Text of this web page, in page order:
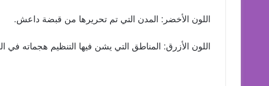
اللون الأخضر: المدن التي تم تحريرها من قبضة داعش.
اللون الأزرق: المناطق التي يشن فيها التنظيم هجماته في